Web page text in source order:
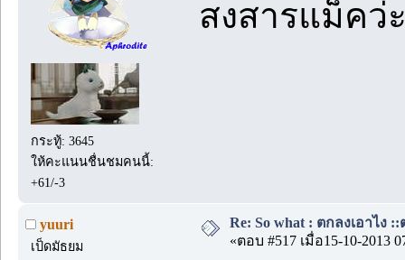
กระทู้: 3645
ให้คะแนนชื่นชมคนนี้:
+61/-3
สงสารแม็คว่
yuuri
เป็ดมัธยม
Re: So what : ตกลงเอาไง ::
«ตอบ #517 เมื่อ15-10-2013